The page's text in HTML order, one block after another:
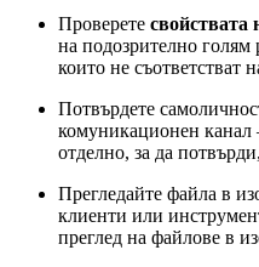
Проверете свойствата
на подозрително голям
които не съответстват
Потвърдете
комуникационен канал
отделно, за да
Прегледайте файла в
клиенти или
преглед на файлове в